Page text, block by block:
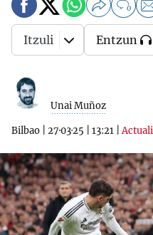
Unai Muñoz
Bilbao 27·03·25 13:21 |
0
Itzuli Entzun